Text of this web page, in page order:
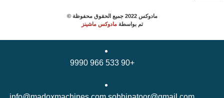
مادوكس2022 جميع الحقوق محفوظة ©
تم بواسطةمادوكس ماشينز
+90 533 966 9990